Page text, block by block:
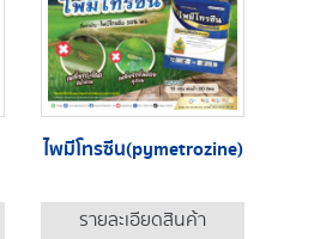
ไพมีโทรซีน(pymetrozine)
รายละเอียดสินค้า